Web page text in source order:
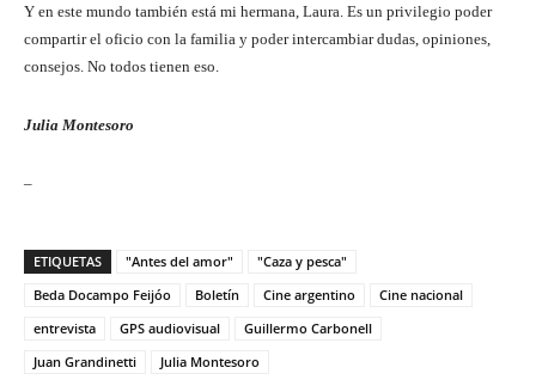
Y en este mundo también está mi hermana, Laura. Es un privilegio poder
compartir el oficio con la familia y poder intercambiar dudas, opiniones,
consejos. No todos tienen eso.
Julia Montesoro
–
ETIQUETAS "Antes del amor"
"Caza y pesca"
Beda Docampo Feijóo
Boletín Cine argentino
Cine nacional
entrevista
GPS audiovisual
Guillermo Carbonell
Juan Grandinetti
Julia Montesoro